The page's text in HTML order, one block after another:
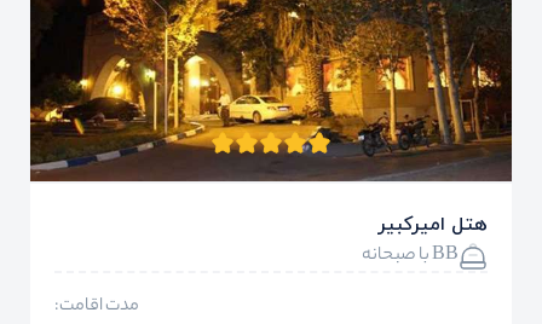
هتل امیرکبیر
BB با صبحانه
مدت اقامت: